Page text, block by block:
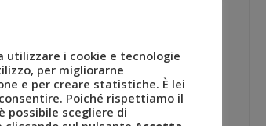
utilizzare i cookie e tecnologie
per migliorarne
e per creare statistiche. È lei
Poiché rispettiamo il
possibile scegliere di